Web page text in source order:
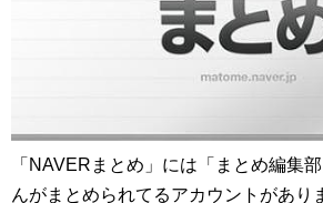
「NAVERまとめ」には「まとめ編集
んがまとめられてるアカウントがあり